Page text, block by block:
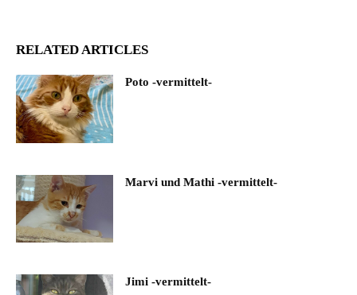
RELATED ARTICLES
Poto -vermittelt-
Marvi und Mathi -vermittelt-
Jimi -vermittelt-